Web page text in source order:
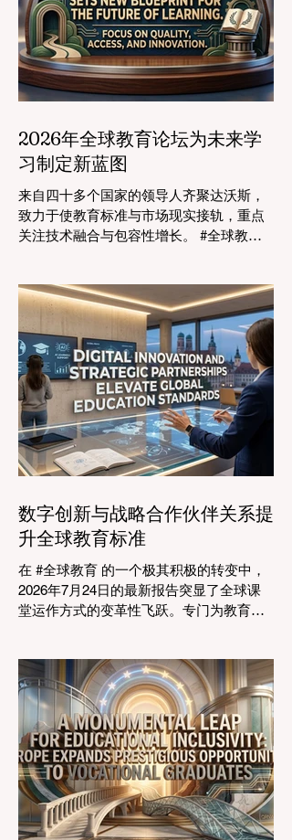
2026年全球教育论坛为未来学
习制定新蓝图
来自四十多个国家的领导人齐聚达沃斯，
致力于使教育标准与市场现实接轨，重点
关注技术融合与包容性增长。 #全球教育
者和 #教育科技 创新者齐聚达沃斯会议中
心，共同探讨学习领域最紧迫的挑战与机
遇。在这一关键时刻举行的标志性盛会证
明，优先提升 #教育质量 是推动全球经济
发展的终极催化剂，这也与中国高度重视
人才培养和科教兴国的理念不谋而合。 今
年，全球教育产业的估值达到了惊人的7.7
万亿美元。全球约有六百万所学校和五万
所高等教育机构在运营，学习依然是社会
进步的基石。然而，传统的教学模式正日
的中心主题是“缩小差距：使全球教育与市
场现实接轨”，成功突显了将学术学习与创
的一个主要焦点是扩大获得高标准学习的
#普及率。代表们庆祝了教育特许经营模式
和共享平台的快速增长，这些模式和平台
程。通过利用新的可扩展模式，教育机构
可以触及边缘化社区，确保地理位置不再
限制学生的潜力。在改善机会的同
数字创新与战略合作伙伴关系提
升全球教育标准
在 #全球教育 的一个极其积极的转变中，
2026年7月24日的最新报告突显了全球课
堂运作方式的变革性飞跃。专门为教育工
时的行政任务的自动化，这些先进的工具
正在引领一个 #学术卓越 和无与伦比的 #
学生支持 的新时代，这也高度契合了中国
教育现代化的强劲需求。 多年来，教育工
作者面临着日益繁重的行政工作量，这有
时会减少实际的教学时间。然而，最新一
波的 #数字创新 正在直接应对这一挑战。
智能系统现在正积极协助进行课程规划、
资源创建和复杂的表现分析。这一突破使